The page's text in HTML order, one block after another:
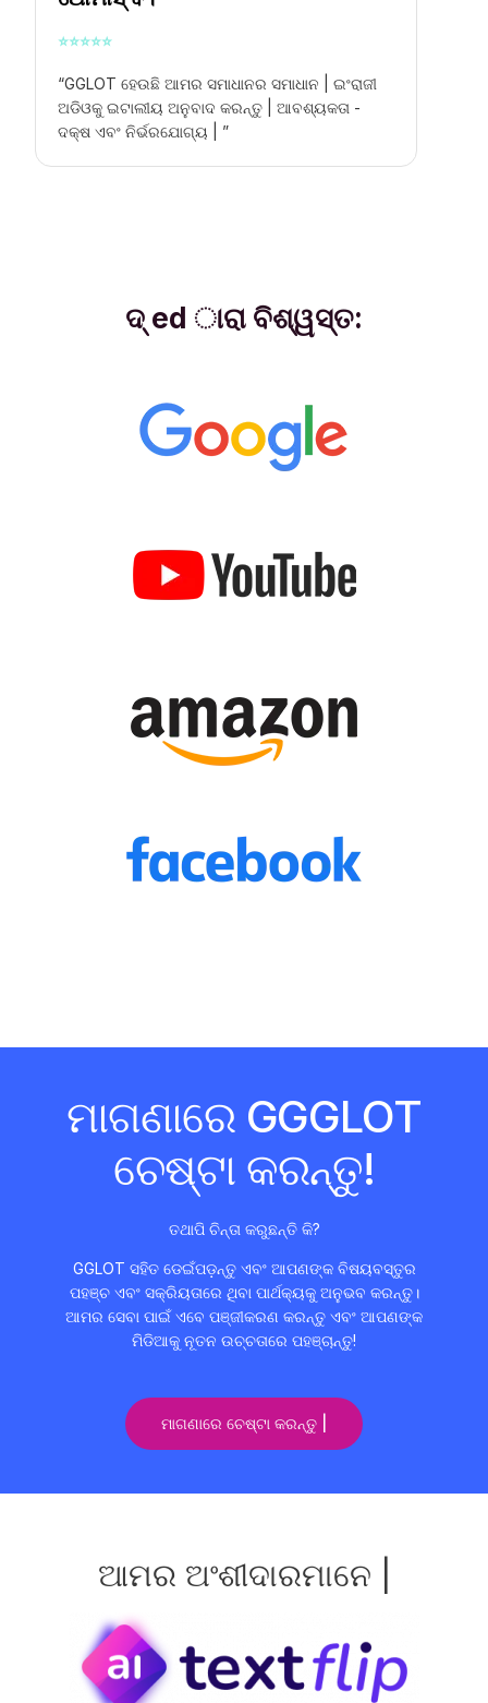
⭐⭐⭐⭐⭐
“GGLOT ହେଉଛି ଆମର ସମାଧାନର ସମାଧାନ |ଇଂରାଜୀ
ଅଡିଓକୁ ଇଟାଲୀୟ ଅନୁବାଦ କରନ୍ତୁ |ଆବଶ୍ୟକତା -
ଦକ୍ଷ ଏବଂ ନିର୍ଭରଯୋଗ୍ୟ | ”
ଦ୍ ed ାରା ବିଶ୍ୱସ୍ତ:
ମାଗଣାରେ GGGLOT
ଚେଷ୍ଟା କରନ୍ତୁ!
ତଥାପି ଚିନ୍ତା କରୁଛନ୍ତି କି?
GGLOT ସହିତ ଡେଇଁପଡ଼ନ୍ତୁ ଏବଂ ଆପଣଙ୍କ ବିଷୟବସ୍ତୁର
ପହଞ୍ଚ ଏବଂ ସକ୍ରିୟତାରେ ଥିବା ପାର୍ଥକ୍ୟକୁ ଅନୁଭବ କରନ୍ତୁ।
ଆମର ସେବା ପାଇଁ ଏବେ ପଞ୍ଜୀକରଣ କରନ୍ତୁ ଏବଂ ଆପଣଙ୍କ
ମିଡିଆକୁ ନୂତନ ଉଚ୍ଚତାରେ ପହଞ୍ଚାନ୍ତୁ!
ମାଗଣାରେ ଚେଷ୍ଟା କରନ୍ତୁ |
ଆମର ଅଂଶୀଦାରମାନେ |